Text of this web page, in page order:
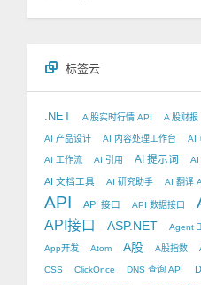
标签云
.NET A 股实时行情 API A 股财报
AI 产品设计 AI 内容处理工作台 AI
AI 工作流 AI 引用 AI 提示词 AI
AI 文档工具 AI 研究助手 AI 翻译
API API 接口 API 数据接口
API接口 ASP.NET Agent
App开发 Atom A股 A股指数
CSS ClickOnce DNS 查询 API